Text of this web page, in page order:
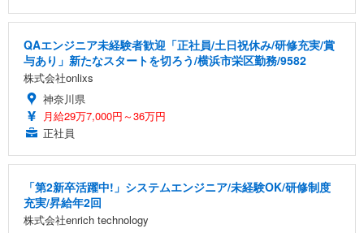
QAエンジニア未経験者歓迎「正社員/土日祝休み/研修充実/賞
与あり」新たなスタートを切ろう/横浜市栄区勤務/9582
株式会社onlixs
神奈川県
月給29万7,000円～36万円
正社員
「第2新卒活躍中!」システムエンジニア/未経験OK/研修制度
充実/昇給年2回
株式会社enrich technology